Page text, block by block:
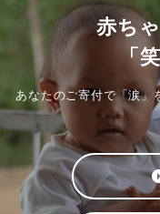
赤ち
「
あなたのご寄付で「涙」